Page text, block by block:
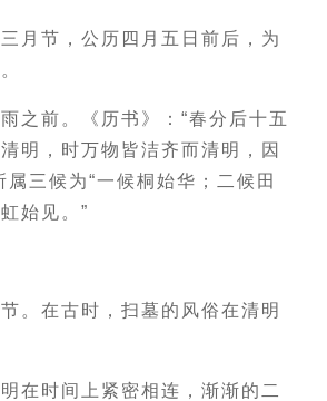
月节，公历四月五日前后，为
之前。《历书》：“春分后十五
明，时万物皆洁齐而清明，因
属三候为“一候桐始华；二候田
始见。”
。在古时，扫墓的风俗在清明
在时间上紧密相连，渐渐的二